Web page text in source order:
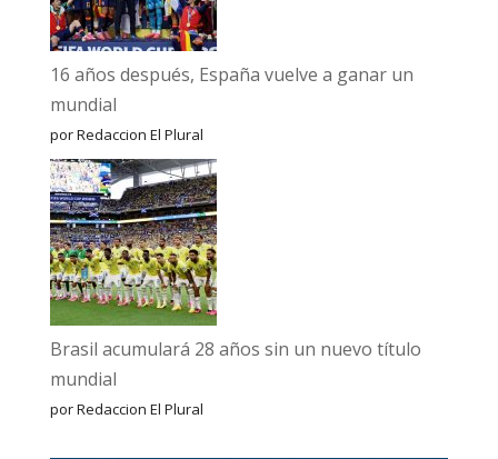
16 años después, España vuelve a ganar un
mundial
por Redaccion El Plural
Brasil acumulará 28 años sin un nuevo título
mundial
por Redaccion El Plural